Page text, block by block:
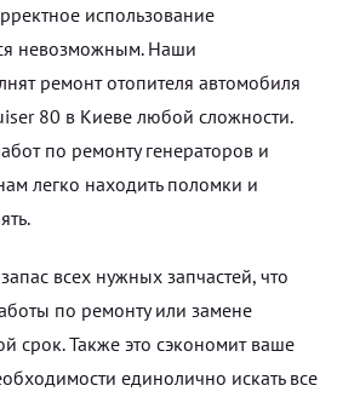
использование
невозможным. Наши
ремонт отопителя автомобиля
80 в Киеве любой сложности.
по ремонту генераторов и
легко находить поломки и
всех нужных запчастей, что
по ремонту или замене
срок. Также это сэкономит ваше
единолично искать все